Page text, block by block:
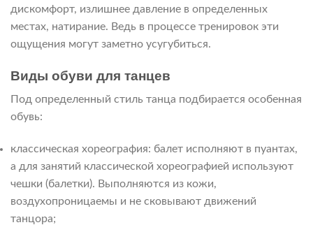
дискомфорт, излишнее давление в определенных
местах, натирание. Ведь в процессе тренировок эти
ощущения могут заметно усугубиться.
Виды обуви для танцев
Под определенный стиль танца подбирается особенная
обувь:
классическая хореография: балет исполняют в пуантах,
а для занятий классической хореографией используют
чешки (балетки). Выполняются из кожи,
воздухопроницаемы и не сковывают движений
танцора;